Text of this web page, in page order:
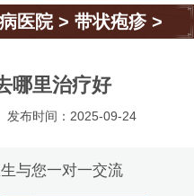
医院>带状疱疹>
哪里治疗好
发布时间：2025-09-24
与您一对一交流